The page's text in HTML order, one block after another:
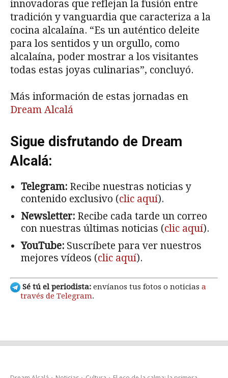
innovadoras que reflejan la fusión entre
tradición y vanguardia que caracteriza a la
cocina alcalaína. “Es un auténtico deleite
para los sentidos y un orgullo, como
alcalaína, poder mostrar a los visitantes
todas estas joyas culinarias”, concluyó.
Más información de estas jornadas en
Dream Alcalá
Sigue disfrutando de Dream
Alcalá:
Telegram: Recibe nuestras noticias y
contenido exclusivo (clic aquí).
Newsletter: Recibe cada tarde un correo
con nuestras últimas noticias (clic aquí).
YouTube: Suscríbete para ver nuestros
mejores vídeos (clic aquí).
Sé tú el periodista: envíanos tus fotos o noticias a
través de Telegram.